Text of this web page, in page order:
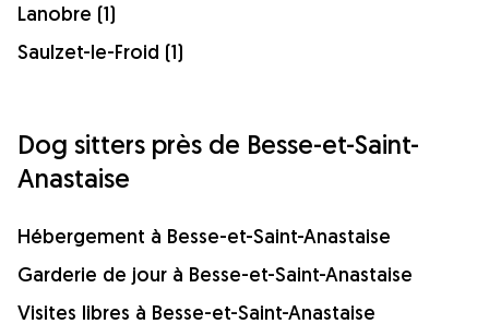
Lanobre (1)
Saulzet-le-Froid (1)
Dog sitters près de Besse-et-Saint-
Anastaise
Hébergement à Besse-et-Saint-Anastaise
Garderie de jour à Besse-et-Saint-Anastaise
Visites libres à Besse-et-Saint-Anastaise